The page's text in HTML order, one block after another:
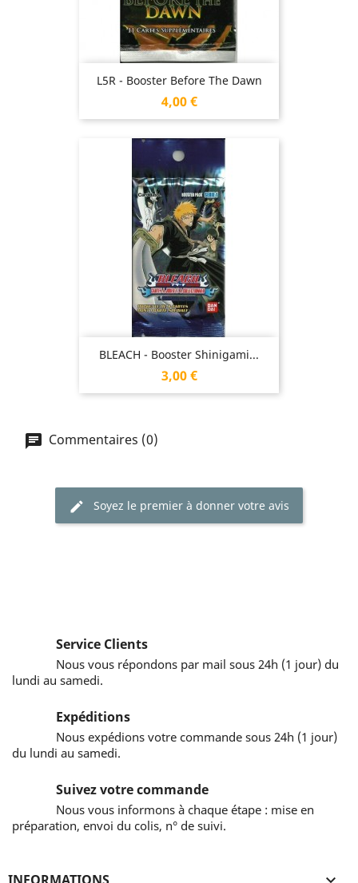
L5R - Booster Before The Dawn
Prix
4,00 €
BLEACH - Booster Shinigami...
Prix
3,00 €
Commentaires (0)
Soyez le premier à donner votre avis
Service Clients
Nous vous répondons par mail sous 24h (1 jour) du
lundi au samedi.
Expéditions
Nous expédions votre commande sous 24h (1 jour)
du lundi au samedi.
Suivez votre commande
Nous vous informons à chaque étape : mise en
préparation, envoi du colis, n° de suivi.